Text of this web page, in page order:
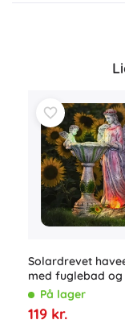
Solardrevet
med fuglebad og
LED-belysning
På lager
119 kr.